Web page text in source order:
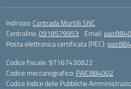
Indirizzo: Contrada Mortilli SNC
Centralino:0918579953 Email:
Posta elettronica certificata (PEC):
Codice fiscale: 97167430822
Codice meccanografico: PAIC884002
Codice Indice delle Pubbliche